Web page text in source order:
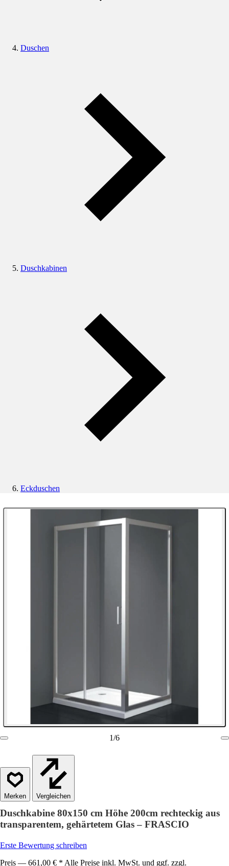
Duschen
Duschkabinen
Eckduschen
1/6
Vergleichen
Duschkabine 80x150 cm Höhe 200cm rechteckig aus
transparentem, gehärtetem Glas – FRASCIO
Erste Bewertung schreiben
Preis — 661,00 € * Alle Preise inkl. MwSt. und ggf. zzgl.